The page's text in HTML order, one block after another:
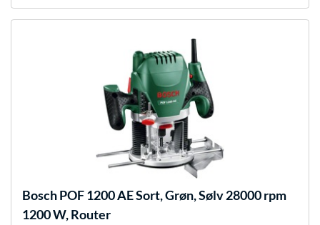
BoschPOF 1200 AE Sort, Grøn, Sølv 28000 rpm
1200 W, Router